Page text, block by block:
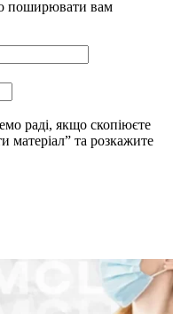
поширювати вам
раді, якщо скопіюєте
та розкажите